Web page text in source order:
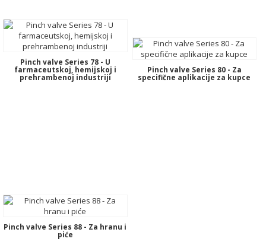
Pinch valve Series 78 - U
farmaceutskoj, hemijskoj i
prehrambenoj industriji
Pinch valve Series 80 - Za
specifične aplikacije za kupce
Pinch valve Series 88 - Za hranu i
piće